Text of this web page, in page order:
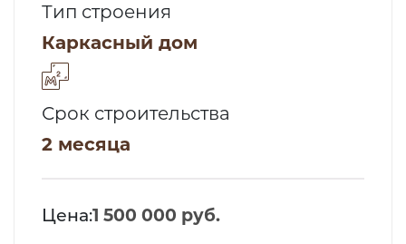
Тип строения
Каркасный дом
Срок строительства
2 месяца
Цена:1 500 000 руб.